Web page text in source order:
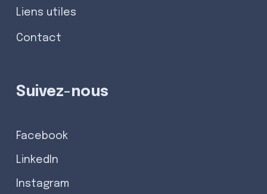
Liens utiles
Contact
Suivez-nous
Facebook
LinkedIn
Instagram